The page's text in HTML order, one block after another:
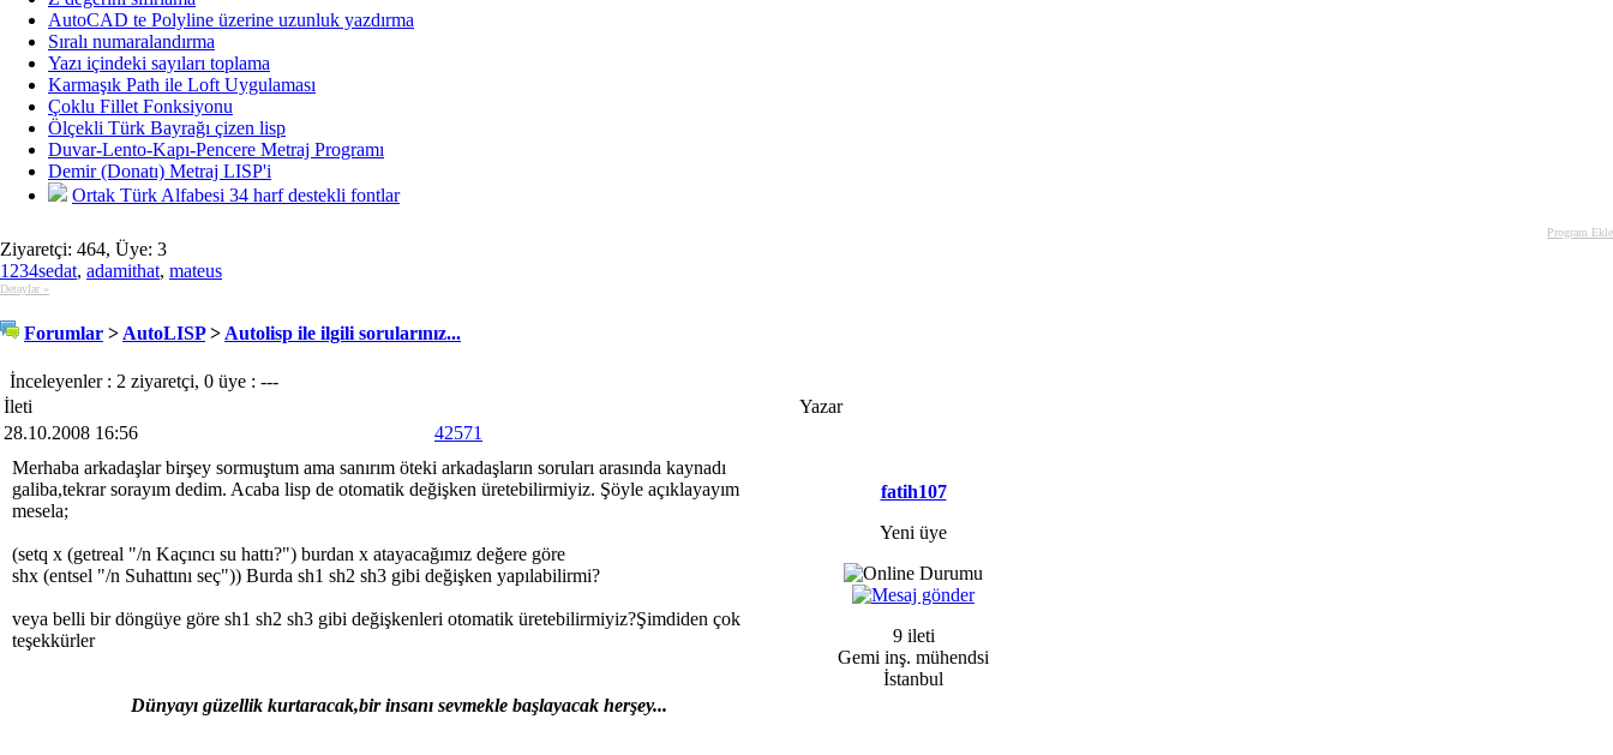
AutoCAD te Polyline üzerine uzunluk yazdırma
Sıralı numaralandırma
Yazı içindeki sayıları toplama
Karmaşık Path ile Loft Uygulaması
Çoklu Fillet Fonksiyonu
Ölçekli Türk Bayrağı çizen lisp
Duvar-Lento-Kapı-Pencere Metraj Programı
Demir (Donatı) Metraj LISP'i
Ortak Türk Alfabesi 34 harf destekli fontlar
Program Ekle
Ziyaretçi: 464, Üye: 3
1234sedat, adamithat, mateus
Detaylar »
Forumlar > AutoLISP> Autolisp ile ilgili sorularınız...
İnceleyenler : 2 ziyaretçi, 0 üye : ---
İleti
Yazar
28.10.2008 16:56
42571
fatih107
Yeni üye
9 ileti
Gemi inş. mühendsi
İstanbul
Merhaba arkadaşlar birşey sormuştum ama sanırım öteki arkadaşların soruları arasında kaynadı
galiba,tekrar sorayım dedim. Acaba lisp de otomatik değişken üretebilirmiyiz. Şöyle açıklayayım
mesela;
(setq x (getreal "/n Kaçıncı su hattı?") burdan x atayacağımız değere göre
shx (entsel "/n Suhattını seç")) Burda sh1 sh2 sh3 gibi değişken yapılabilirmi?
veya belli bir döngüye göre sh1 sh2 sh3 gibi değişkenleri otomatik üretebilirmiyiz?Şimdiden çok
teşekkürler
Dünyayı güzellik kurtaracak,bir insanı sevmekle başlayacak herşey...